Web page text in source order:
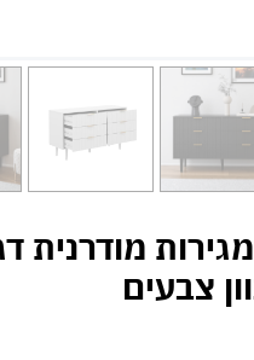
מודרנית
צבעים